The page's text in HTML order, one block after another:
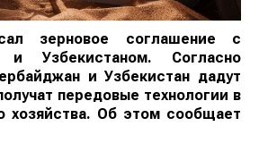
зерновое соглашение с
и Узбекистаном. Согласно
и Узбекистан дадут
передовые технологии в
хозяйства. Об этом сообщает